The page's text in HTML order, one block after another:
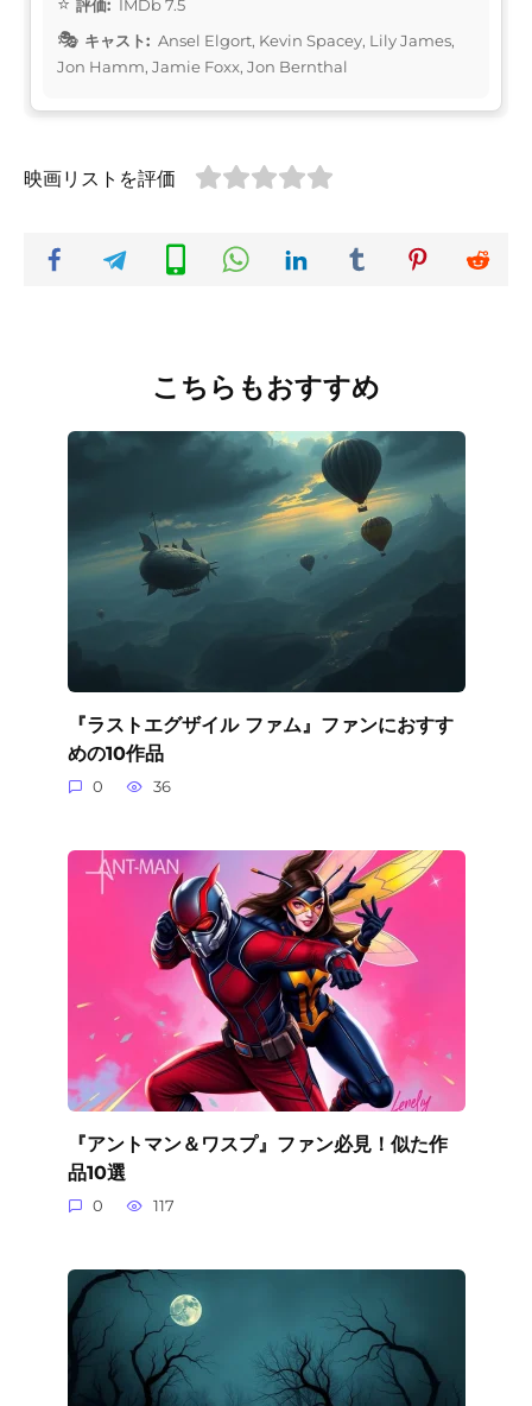
評価:
IMDb 7.5
キャスト: Ansel Elgort, Kevin Spacey, Lily James,
Jon Hamm, Jamie Foxx, Jon Bernthal
映画リストを評価
こちらもおすすめ
『ラストエグザイル ファム』ファンにおすす
めの10作品
0 36
『アントマン＆ワスプ』ファン必見！似た作
品10選
0 117